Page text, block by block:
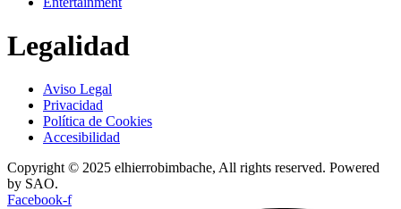
Legalidad
Aviso Legal
Privacidad
Política de Cookies
Accesibilidad
Copyright © 2025 elhierrobimbache, All rights reserved. Powered
by SAO.
Facebook-f